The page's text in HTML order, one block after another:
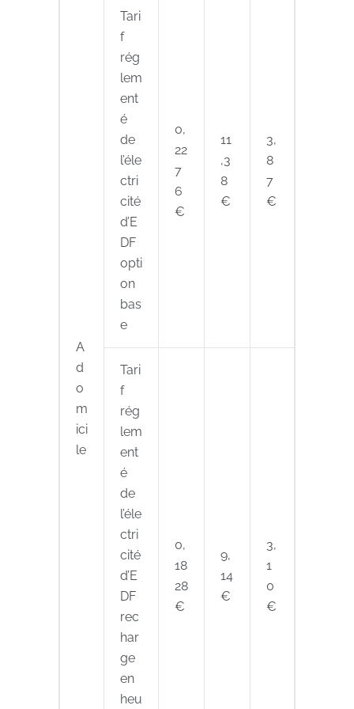
A
d
o
m
ici
le
Tari
f
rég
lem
ent
é
de
l’éle
ctri
cité
d’E
DF
opti
on
bas
e
0,
22
7
6
€
11
,3
8
€
3,
8
7
€
Tari
f
rég
lem
ent
é
de
l’éle
ctri
cité
d’E
DF
rec
har
ge
en
heu
0,
18
28
€
9,
14
€
3,
1
0
€